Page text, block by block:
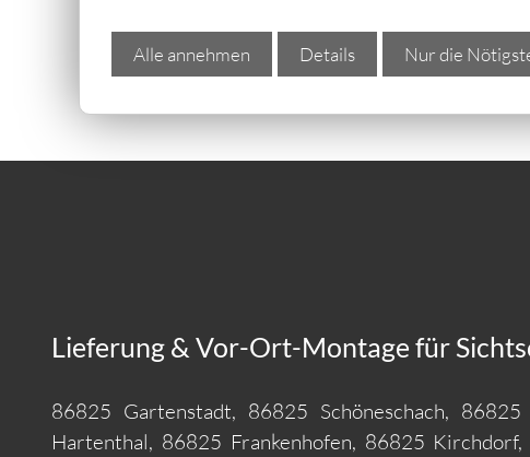
Lieferung & Vor-Ort-Montage für
86825 Gartenstadt, 86825 Schöneschach,
Hartenthal, 86825 Frankenhofen, 86825
Alle annehmen Details Nur die